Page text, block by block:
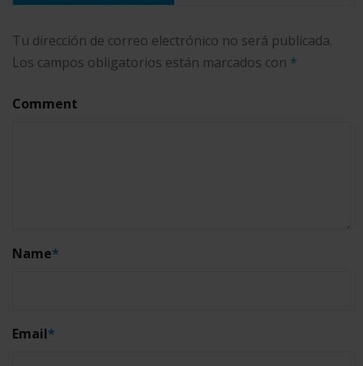
Tu dirección de correo electrónico no será publicada.
Los campos obligatorios están marcados con *
Comment
Name*
Email*